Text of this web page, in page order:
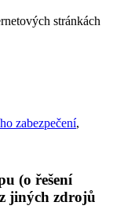
stránkách
zabezpečení,
(o řešení
jiných zdrojů